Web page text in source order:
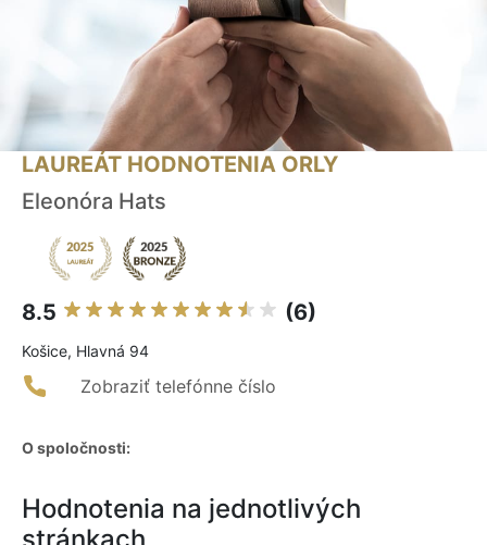
LAUREÁT HODNOTENIA ORLY
Eleonóra Hats
8.5 (6)
Košice, Hlavná 94
Zobraziť telefónne číslo
O spoločnosti:
Hodnotenia na jednotlivých